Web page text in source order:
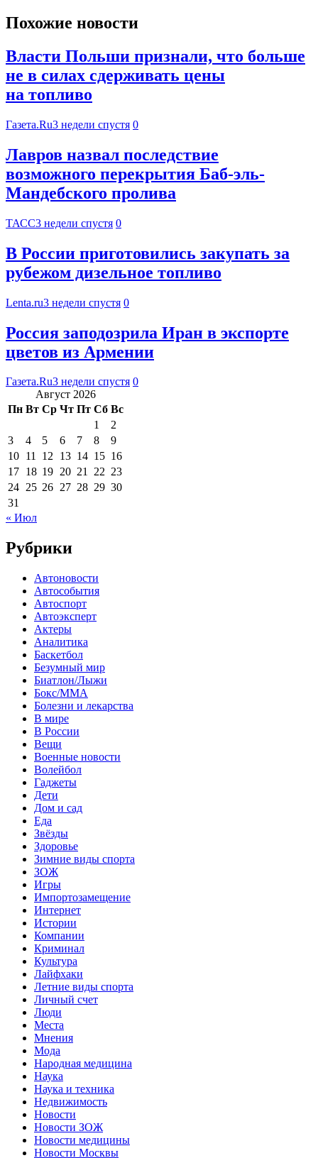
Похожие новости
Власти Польши признали, что больше
не в силах сдерживать цены
на топливо
Газета.Ru3 недели спустя 0
Лавров назвал последствие
возможного перекрытия Баб-эль-
Мандебского пролива
ТАСС3 недели спустя 0
В России приготовились закупать за
рубежом дизельное топливо
Lenta.ru3 недели спустя 0
Россия заподозрила Иран в экспорте
цветов из Армении
Газета.Ru3 недели спустя 0
Август 2026
Пн Вт Ср Чт Пт Сб Вс
1
2
3
4 5 6 7 8
9
10 11 12 13 14 15 16
17 18 19 20 21 22 23
24 25 26 27 28 29 30
31
« Июл
Рубрики
Автоновости
Автособытия
Автоспорт
Автоэксперт
Актеры
Аналитика
Баскетбол
Безумный мир
Биатлон/Лыжи
Бокс/MMA
Болезни и лекарства
В мире
В России
Вещи
Военные новости
Волейбол
Гаджеты
Дети
Дом и сад
Еда
Звёзды
Здоровье
Зимние виды спорта
ЗОЖ
Игры
Импортозамещение
Интернет
Истории
Компании
Криминал
Культура
Лайфхаки
Летние виды спорта
Личный счет
Люди
Места
Мнения
Мода
Народная медицина
Наука
Наука и техника
Недвижимость
Новости
Новости ЗОЖ
Новости медицины
Новости Москвы